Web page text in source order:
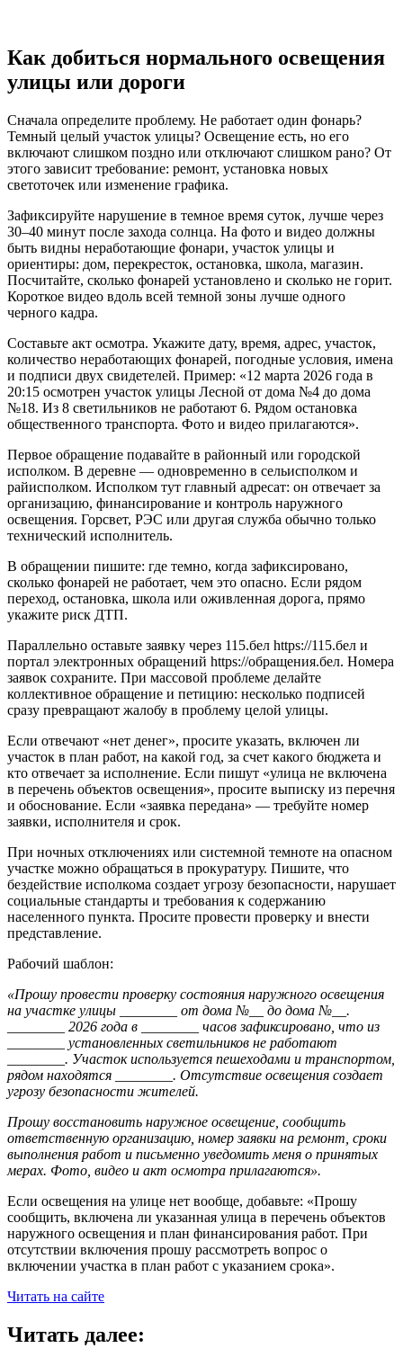
Как добиться нормального освещения
улицы или дороги
Сначала определите проблему. Не работает один фонарь?
Темный целый участок улицы? Освещение есть, но его
включают слишком поздно или отключают слишком рано? От
этого зависит требование: ремонт, установка новых
светоточек или изменение графика.
Зафиксируйте нарушение в темное время суток, лучше через
30–40 минут после захода солнца. На фото и видео должны
быть видны неработающие фонари, участок улицы и
ориентиры: дом, перекресток, остановка, школа, магазин.
Посчитайте, сколько фонарей установлено и сколько не горит.
Короткое видео вдоль всей темной зоны лучше одного
черного кадра.
Составьте акт осмотра. Укажите дату, время, адрес, участок,
количество неработающих фонарей, погодные условия, имена
и подписи двух свидетелей. Пример: «12 марта 2026 года в
20:15 осмотрен участок улицы Лесной от дома №4 до дома
№18. Из 8 светильников не работают 6. Рядом остановка
общественного транспорта. Фото и видео прилагаются».
Первое обращение подавайте в районный или городской
исполком. В деревне — одновременно в сельисполком и
райисполком. Исполком тут главный адресат: он отвечает за
организацию, финансирование и контроль наружного
освещения. Горсвет, РЭС или другая служба обычно только
технический исполнитель.
В обращении пишите: где темно, когда зафиксировано,
сколько фонарей не работает, чем это опасно. Если рядом
переход, остановка, школа или оживленная дорога, прямо
укажите риск ДТП.
Параллельно оставьте заявку через 115.бел https://115.бел и
портал электронных обращений https://обращения.бел. Номера
заявок сохраните. При массовой проблеме делайте
коллективное обращение и петицию: несколько подписей
сразу превращают жалобу в проблему целой улицы.
Если отвечают «нет денег», просите указать, включен ли
участок в план работ, на какой год, за счет какого бюджета и
кто отвечает за исполнение. Если пишут «улица не включена
в перечень объектов освещения», просите выписку из перечня
и обоснование. Если «заявка передана» — требуйте номер
заявки, исполнителя и срок.
При ночных отключениях или системной темноте на опасном
участке можно обращаться в прокуратуру. Пишите, что
бездействие исполкома создает угрозу безопасности, нарушает
социальные стандарты и требования к содержанию
населенного пункта. Просите провести проверку и внести
представление.
Рабочий шаблон:
«Прошу провести проверку состояния наружного освещения
на участке улицы ________ от дома №__ до дома №__.
________ 2026 года в ________ часов зафиксировано, что из
________ установленных светильников не работают
________. Участок используется пешеходами и транспортом,
рядом находятся ________. Отсутствие освещения создает
угрозу безопасности жителей.
Прошу восстановить наружное освещение, сообщить
ответственную организацию, номер заявки на ремонт, сроки
выполнения работ и письменно уведомить меня о принятых
мерах. Фото, видео и акт осмотра прилагаются».
Если освещения на улице нет вообще, добавьте: «Прошу
сообщить, включена ли указанная улица в перечень объектов
наружного освещения и план финансирования работ. При
отсутствии включения прошу рассмотреть вопрос о
включении участка в план работ с указанием срока».
Читать на сайте
Читать далее: